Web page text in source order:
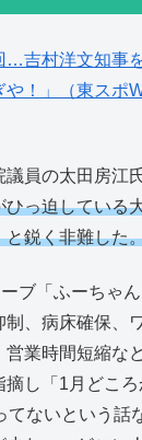
…吉村洋文知事
！」（東スポ
員の太田房江
ひっ迫している
と鋭く非難した
ブ「ふーちゃ
制、病床確保、
営業時間短縮な
摘し「1月どこ
てないという話